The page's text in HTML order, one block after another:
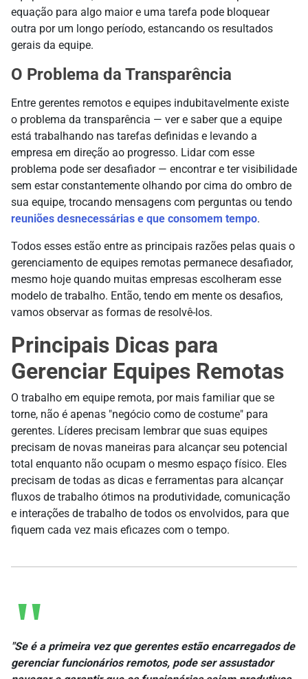
equação para algo maior e uma tarefa pode bloquear
outra por um longo período, estancando os resultados
gerais da equipe.
O Problema da Transparência
Entre gerentes remotos e equipes indubitavelmente existe
o problema da transparência — ver e saber que a equipe
está trabalhando nas tarefas definidas e levando a
empresa em direção ao progresso. Lidar com esse
problema pode ser desafiador — encontrar e ter visibilidade
sem estar constantemente olhando por cima do ombro de
sua equipe, trocando mensagens com perguntas ou tendo
reuniões desnecessárias e que consomem tempo.
Todos esses estão entre as principais razões pelas quais o
gerenciamento de equipes remotas permanece desafiador,
mesmo hoje quando muitas empresas escolheram esse
modelo de trabalho. Então, tendo em mente os desafios,
vamos observar as formas de resolvê-los.
Principais Dicas para
Gerenciar Equipes Remotas
O trabalho em equipe remota, por mais familiar que se
torne, não é apenas "negócio como de costume" para
gerentes. Líderes precisam lembrar que suas equipes
precisam de novas maneiras para alcançar seu potencial
total enquanto não ocupam o mesmo espaço físico. Eles
precisam de todas as dicas e ferramentas para alcançar
fluxos de trabalho ótimos na produtividade, comunicação
e interações de trabalho de todos os envolvidos, para que
fiquem cada vez mais eficazes com o tempo.
"Se é a primeira vez que gerentes estão encarregados de
gerenciar funcionários remotos, pode ser assustador